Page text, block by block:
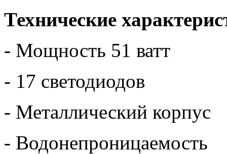
Технические
- Мощность 51 ватт
- 17 светодиодов
- Металлический корпус
- Водонепроницаемость